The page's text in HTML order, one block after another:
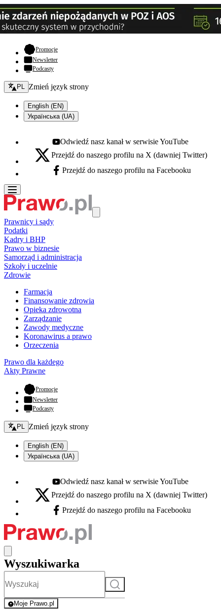
Promocje- otwiera się w nowej karcie
Newsletter
Podcasty
Zmień język - bieżący:
PL Zmień język strony
English (EN)
Українська (UA)
Youtube - otwiera się w nowej karcie
Odwiedź nasz kanał w serwisie YouTube
X - otwiera się w nowej karcie
Przejdź do naszego profilu na X (dawniej Twitter)
Facebook - otwiera się w nowej karcie
Przejdź do naszego profilu na Facebooku
Prawnicy i sądy
Podatki
Kadry i BHP
Prawo w biznesie
Samorząd i administracja
Szkoły i uczelnie
Zdrowie
Farmacja
Finansowanie zdrowia
Opieka zdrowotna
Zarządzanie
Zawody medyczne
Koronawirus a prawo
Orzeczenia
Prawo dla każdego
Akty Prawne
Promocje- otwiera się w nowej karcie
Newsletter
Podcasty
Zmień język - bieżący:
PL Zmień język strony
English (EN)
Українська (UA)
Youtube - otwiera się w nowej karcie
Odwiedź nasz kanał w serwisie YouTube
X - otwiera się w nowej karcie
Przejdź do naszego profilu na X (dawniej Twitter)
Facebook - otwiera się w nowej karcie
Przejdź do naszego profilu na Facebooku
Wyszukiwarka
Szukaj
Moje Prawo.pl
- rejestracja i logowanie do serwisu